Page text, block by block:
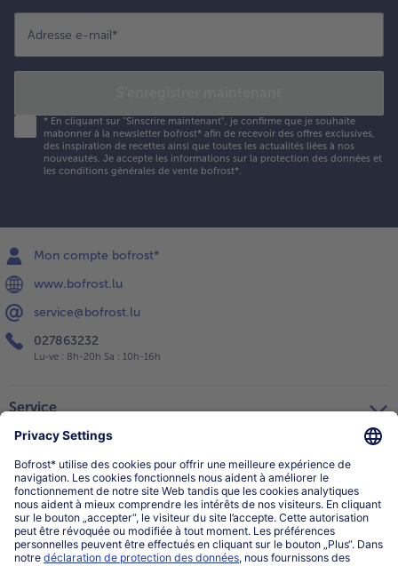
Adresse e-mail*
* En cliquant sur "Sinscrire maintenant", je confirme que je souhaite
mabonner à la newsletter bofrost* afin de recevoir des offres exclusives,
des inspiration de recettes ainsi que toutes les actualités liées à nos
nouveautés. Je accepte les informations sur la protection des données et
les conditions générales de vente bofrost*.
Mon compte bofrost*
www.bofrost.lu
service@bofrost.lu
027863232
Lu-ve : 8h-20h Sa : 10h-16h
Service
Catégories